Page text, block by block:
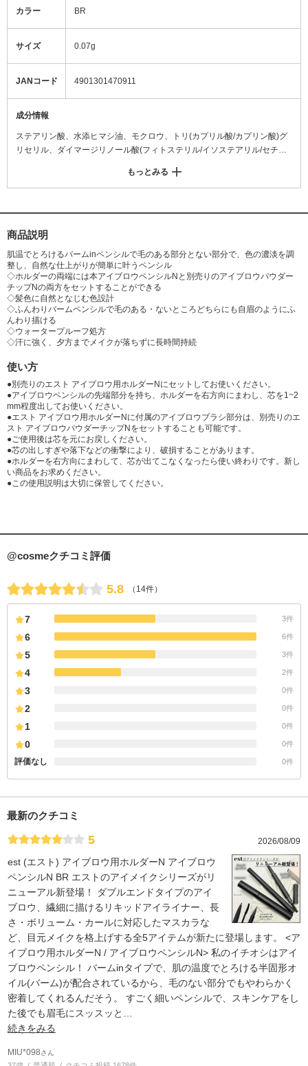
カラー BR
サイズ 0.07g
JANコード 4901301470911
成分情報
ステアリン酸、水添ヒマシ油、モクロウ、トリ(カプリル酸/カプリン酸)グ
リセリル、ダイマージリノール酸(フィトステリル/イソステアリル/セチル/
ール、エクトイン、パンテノール、(+/-)シリカ、マイカ、酸化チタン、酸
化鉄、水酸化Al、酸化スズ
もっとみる
商品説明
肌温でとろけるバームinペンシルで毛のある部分とない部分で、色の濃淡を調
整し、自然な仕上がりが簡単に叶うペンシル
◇ホルダーの両端には本アイブロウペンシルNと別売りのアイブロウパウダー
チップNの両方をセットすることができる
◇髪色に自然となじむ色設計
◇ふんわりバームペンシルで毛のある・ないところどちらにも自眉のようにふ
んわり描ける
◇ウォータープルーフ処方
◇汗に強く、夕方までメイクが落ちずに長時間持続
使い方
●別売りのエスト アイブロウ用ホルダーNにセットしてお使いください。
●アイブロウペンシルの先端部分を持ち、ホルダーを右方向にまわし、芯を1~2
mm程度出してお使いください。
●エスト アイブロウ用ホルダーNに付属のアイブロウブラシ部分は、別売りのエ
スト アイブロウパウダーチップNをセットすることも可能です。
●ご使用後は芯を元にお戻しください。
●芯の出しすぎや落下などの衝撃により、破損することがあります。
●ホルダーを右方向にまわして、芯が出てこなくなったら使い終わりです。新し
い商品をお求めください。
●この使用説明は大切に保管してください。
@cosmeクチコミ評価
5.8 （14件）
7 3件
6 6件
5 3件
4 2件
3 0件
2 0件
1 0件
0 0件
評価なし 0件
最新のクチコミ
5 2026/08/09
est (エスト) アイブロウ用ホルダーN アイブロウ
ペンシルN BR エストのアイメイクシリーズがリ
ニューアル新登場！ ダブルエンドタイプのアイ
ブロウ、繊細に描けるリキッドアイライナー、長
さ・ボリューム・カールに対応したマスカラな
ど、目元メイクを格上げする全5アイテムが新たに登場します。 <ア
イブロウ用ホルダーN / アイブロウペンシルN> 私のイチオシはアイ
ブロウペンシル！ バームinタイプで、肌の温度でとろける半固形オ
イル(バーム)が配合されているから、毛のない部分でもやわらかく
密着してくれるんだそう。 すごく細いペンシルで、スキンケアをし
た後でも眉毛にスッスッと …
続きをみる
MIU*098さん